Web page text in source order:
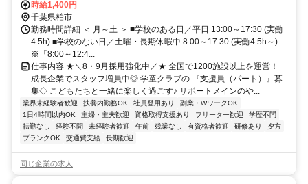
時給1,400円
千葉県柏市
勤務時間詳細 ＜ 月～土 ＞ ■学校のある日／平日 13:00～17:30 (実働
4.5h) ■学校のない日／土曜・長期休暇中 8:00～17:30 (実働4.5h～)
※「8:00～12:4...
仕事内容 ★＼8・9月採用強化中／★ 全国で1200施設以上を運営！
成長企業でスタッフ増員中◎ 学童クラブの 『支援員（パート）』募
集◇ こどもたちと一緒に楽しく過ごす♪ サポートメインのや...
業界未経験者歓迎 扶養内勤務OK 社員登用あり
副業・WワークOK
1日4時間以内OK
主婦・主夫歓迎 資格取得支援あり フリーター歓迎
学歴不問
転勤なし
経験不問 未経験者歓迎 午前 残業なし 有資格者歓迎 研修あり
夕方
ブランクOK
交通費支給 長期歓迎
同じ企業の求人